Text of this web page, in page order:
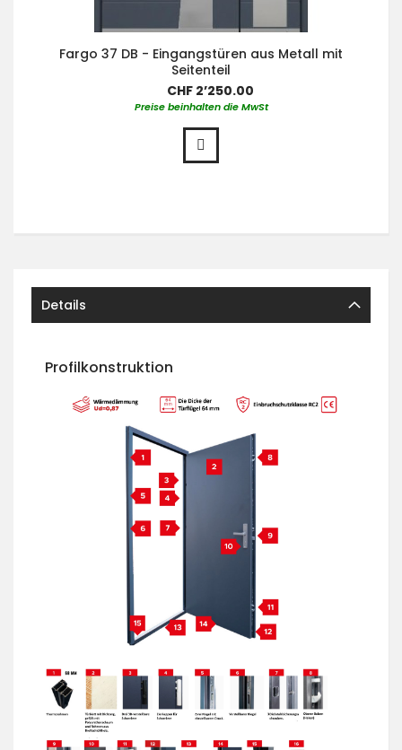
Fargo 37 DB - Eingangstüren aus Metall mit
Seitenteil
CHF 2’250.00
Preise beinhalten die MwSt
Details